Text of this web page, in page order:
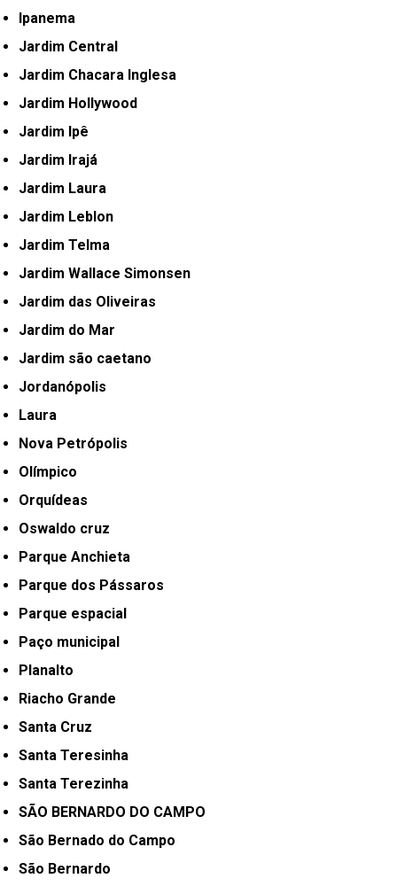
Ipanema
Jardim Central
Jardim Chacara Inglesa
Jardim Hollywood
Jardim Ipê
Jardim Irajá
Jardim Laura
Jardim Leblon
Jardim Telma
Jardim Wallace Simonsen
Jardim das Oliveiras
Jardim do Mar
Jardim são caetano
Jordanópolis
Laura
Nova Petrópolis
Olímpico
Orquídeas
Oswaldo cruz
Parque Anchieta
Parque dos Pássaros
Parque espacial
Paço municipal
Planalto
Riacho Grande
Santa Cruz
Santa Teresinha
Santa Terezinha
SÃO BERNARDO DO CAMPO
São Bernado do Campo
São Bernardo